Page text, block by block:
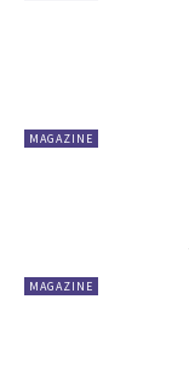
MAGAZINE
MAGAZINE